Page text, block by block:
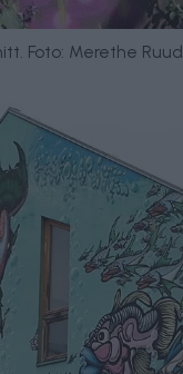
Foto: Merethe Ruud